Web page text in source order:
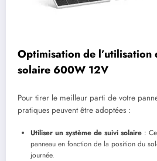
Optimisation de l’utilisation
solaire 600W 12V
Pour tirer le meilleur parti de votre
pratiques peuvent être adoptées :
Utiliser un système de suivi solaire :
panneau en fonction de la position du
journée.